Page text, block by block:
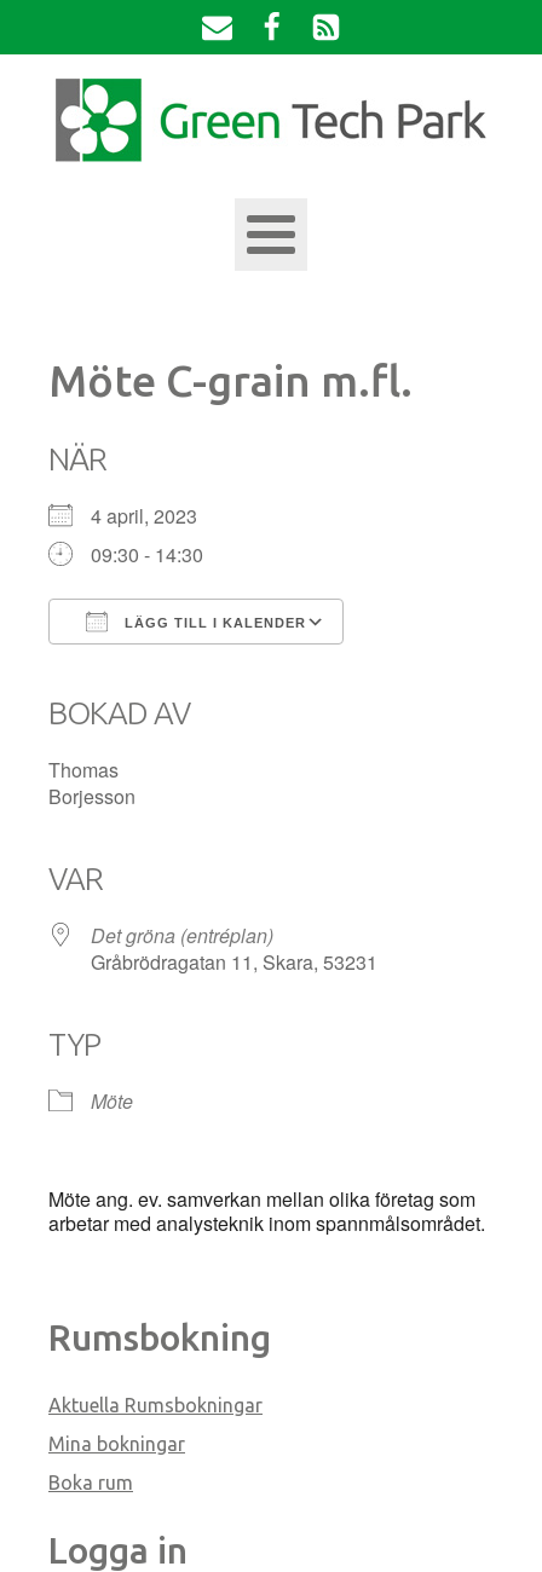
Möte C-grain m.fl.
NÄR
4 april, 2023
09:30 - 14:30
LÄGG TILL I KALENDER
BOKAD AV
Thomas
Borjesson
VAR
Det gröna (entréplan)
Gråbrödragatan 11, Skara, 53231
TYP
Möte
Möte ang. ev. samverkan mellan olika företag som
arbetar med analysteknik inom spannmålsområdet.
Rumsbokning
Aktuella Rumsbokningar
Mina bokningar
Boka rum
Logga in